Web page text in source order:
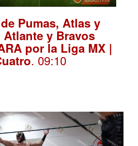
Pumas, Atlas y
Atlante y Bravos
por la Liga MX |
. 09:10